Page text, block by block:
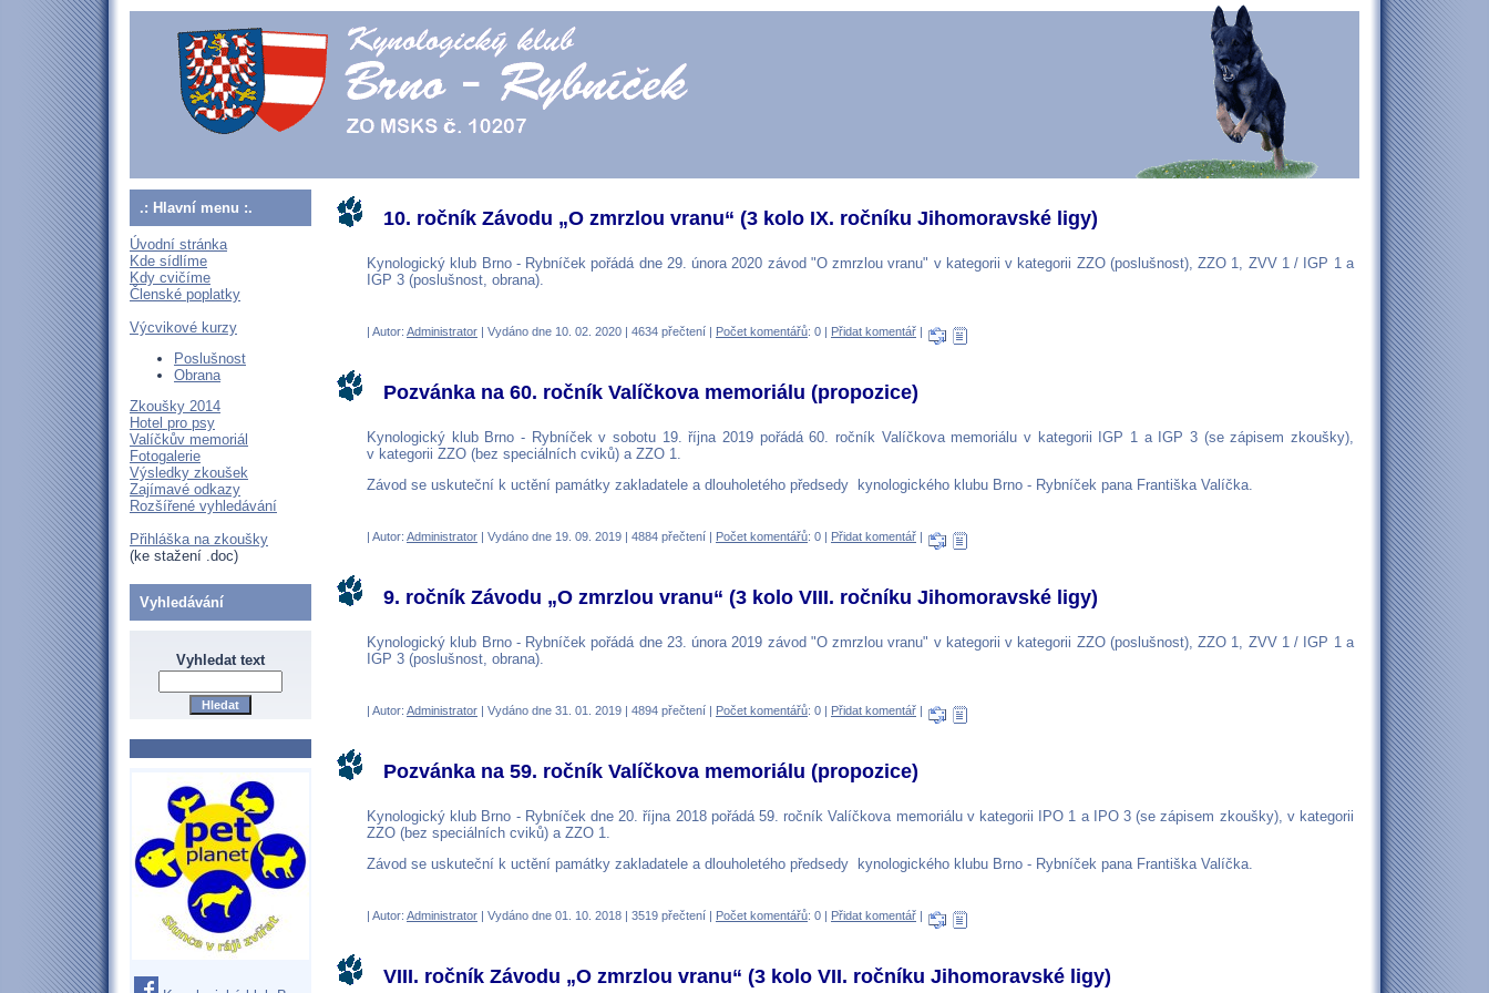
.: Hlavní menu :.
Úvodní stránka
Kde sídlíme
Kdy cvičíme
Členské poplatky
Výcvikové kurzy
Poslušnost
Obrana
Zkoušky 2014
Hotel pro psy
Valíčkův memoriál
Fotogalerie
Výsledky zkoušek
Zajímavé odkazy
Rozšířené vyhledávání
Přihláška na zkoušky
(ke stažení .doc)
Vyhledávání
Vyhledat text
10. ročník Závodu „O zmrzlou vranu“ (3 kolo IX. ročníku Jihomoravské ligy)
Kynologický klub Brno - Rybníček pořádá dne 29. února 2020 závod "O zmrzlou vranu" v kategorii v kategorii ZZO (poslušnost), ZZO 1, ZVV 1 / IGP 1 a
IGP 3 (poslušnost, obrana).
| Autor: Administrator | Vydáno dne 10. 02. 2020 | 4634 přečtení | Počet komentářů: 0 | Přidat komentář |
Pozvánka na 60. ročník Valíčkova memoriálu (propozice)
Kynologický klub Brno - Rybníček v sobotu 19. října 2019 pořádá 60. ročník Valíčkova memoriálu v kategorii IGP 1 a IGP 3 (se zápisem zkoušky),
v kategorii ZZO (bez speciálních cviků) a ZZO 1.
Závod se uskuteční k uctění památky zakladatele a dlouholetého předsedy kynologického klubu Brno - Rybníček pana Františka Valíčka.
| Autor: Administrator | Vydáno dne 19. 09. 2019 | 4884 přečtení | Počet komentářů: 0 | Přidat komentář |
9. ročník Závodu „O zmrzlou vranu“ (3 kolo VIII. ročníku Jihomoravské ligy)
Kynologický klub Brno - Rybníček pořádá dne 23. února 2019 závod "O zmrzlou vranu" v kategorii v kategorii ZZO (poslušnost), ZZO 1, ZVV 1 / IGP 1 a
IGP 3 (poslušnost, obrana).
| Autor: Administrator | Vydáno dne 31. 01. 2019 | 4894 přečtení | Počet komentářů: 0 | Přidat komentář |
Pozvánka na 59. ročník Valíčkova memoriálu (propozice)
Kynologický klub Brno - Rybníček dne 20. října 2018 pořádá 59. ročník Valíčkova memoriálu v kategorii IPO 1 a IPO 3 (se zápisem zkoušky), v kategorii
ZZO (bez speciálních cviků) a ZZO 1.
Závod se uskuteční k uctění památky zakladatele a dlouholetého předsedy kynologického klubu Brno - Rybníček pana Františka Valíčka.
| Autor: Administrator | Vydáno dne 01. 10. 2018 | 3519 přečtení | Počet komentářů: 0 | Přidat komentář |
VIII. ročník Závodu „O zmrzlou vranu“ (3 kolo VII. ročníku Jihomoravské ligy)